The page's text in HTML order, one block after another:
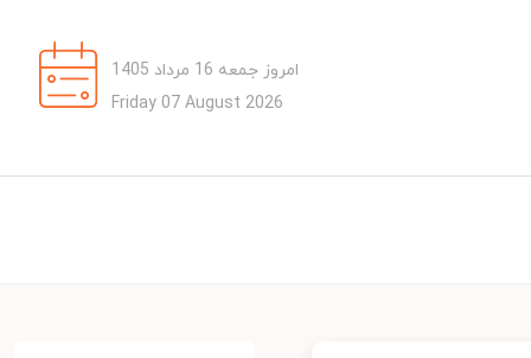
امروز جمعه 16 مرداد 1405
Friday 07 August 2026